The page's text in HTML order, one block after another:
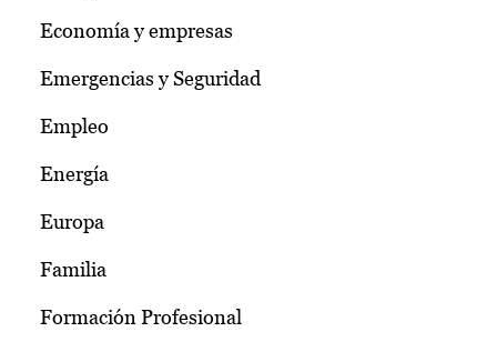
Economía y empresas
Emergencias y Seguridad
Empleo
Energía
Europa
Familia
Formación Profesional